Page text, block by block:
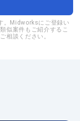
。Midworksにご登録い
似案件もご紹介するこ
相談ください。